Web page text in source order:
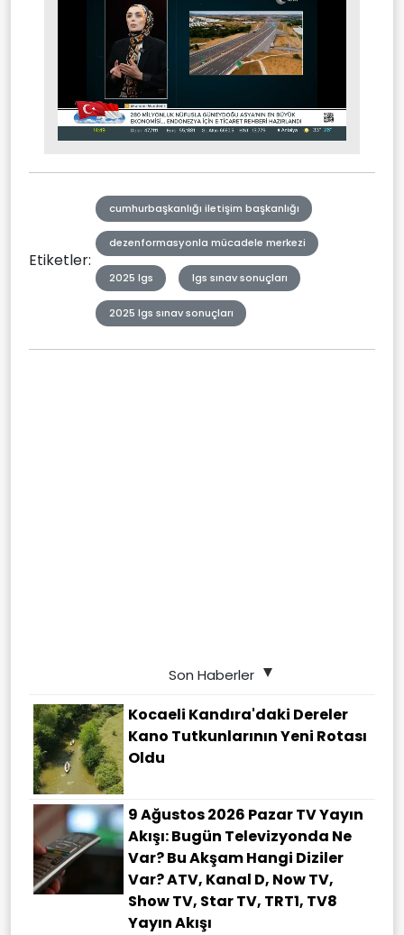
Mute Stream
Etiketler:
cumhurbaşkanlığı iletişim başkanlığı
dezenformasyonla mücadele merkezi
2025 lgs lgs sınav sonuçları
2025 lgs sınav sonuçları
Son Haberler
Kocaeli Kandıra'daki Dereler
Kano Tutkunlarının Yeni Rotası
Oldu
9 Ağustos 2026 Pazar TV Yayın
Akışı: Bugün Televizyonda Ne
Var? Bu Akşam Hangi Diziler
Var? ATV, Kanal D, Now TV,
Show TV, Star TV, TRT1, TV8
Yayın Akışı